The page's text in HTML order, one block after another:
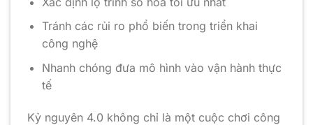
Tránh các rủi ro phổ biến trong triển khai
công nghệ
Nhanh chóng đưa mô hình vào vận hành thực
tế
Kỷ nguyên 4.0 không chỉ là một cuộc chơi công